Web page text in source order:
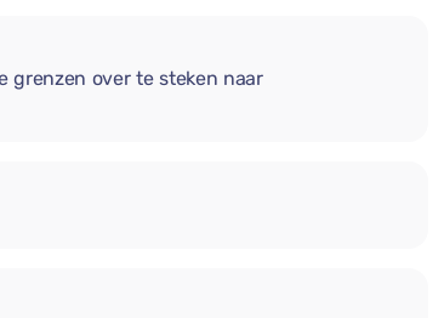
grenzen over te steken naar